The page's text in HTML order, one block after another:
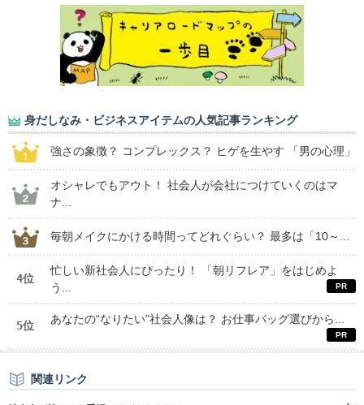
身だしなみ・ビジネスアイテムの人気記事ランキング
強さの象徴？ コンプレックス？ ヒゲを生やす 「男の心理」
オシャレでもアウト！ 社会人が会社につけていくのはマ
ナ...
毎朝メイクにかける時間ってどれぐらい？ 最多は「10～...
4位
忙しい新社会人にぴったり！ 「朝リフレア」をはじめよ
う...
5位 あなたの“なりたい”社会人像は？ お仕事バッグ選びから...
関連リンク